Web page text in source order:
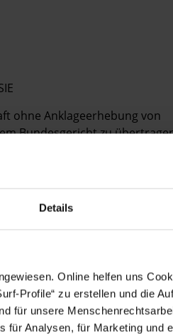
Details
Online helfen uns
Profile“ zu erstellen und die
für unsere
Analysen, für Marketing und
ohne Anklageerhebung von
Bundesgericht zu
ihn verhängen, und auf die
hinweisen;
in irgendeinem anderen
oder mit
anderer grausamer,
denn, die Informationen dienen
von Ahmed Ghailani
an ihm